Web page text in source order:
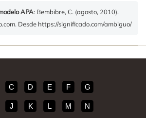
APA: Bembibre, C. (agosto, 2010).
Desde https://significado.com/ambiguo/
C D E F G
J K L M N